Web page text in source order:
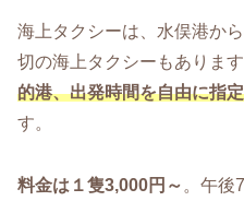
海上タクシーは、水俣港か
切の海上タクシーもあります
的港、出発時間を自由に指
す。
料金は１隻3,000円～ 。午後